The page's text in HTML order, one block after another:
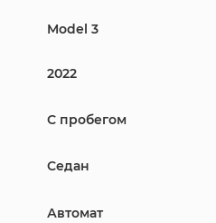
Model 3
2022
С пробегом
Седан
Автомат